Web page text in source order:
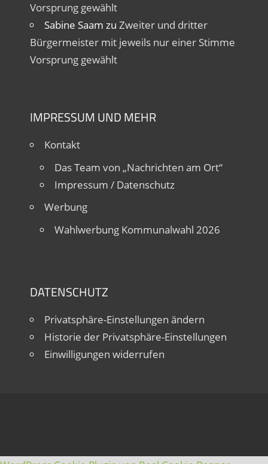
Vorsprung gewählt
Sabine Saam zu Zweiter und dritter
Bürgermeister mit jeweils nur einer Stimme
Vorsprung gewählt
IMPRESSUM UND MEHR
Kontakt
Das Team von „Nachrichten am Ort“
Impressum / Datenschutz
Werbung
Wahlwerbung Kommunalwahl 2026
DATENSCHUTZ
Privatsphäre-Einstellungen ändern
Historie der Privatsphäre-Einstellungen
Einwilligungen widerrufen